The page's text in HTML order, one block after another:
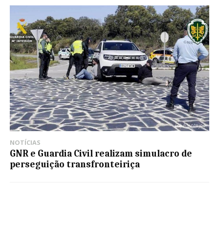
NOTÍCIAS
GNR e Guardia Civil realizam simulacro de
perseguição transfronteiriça